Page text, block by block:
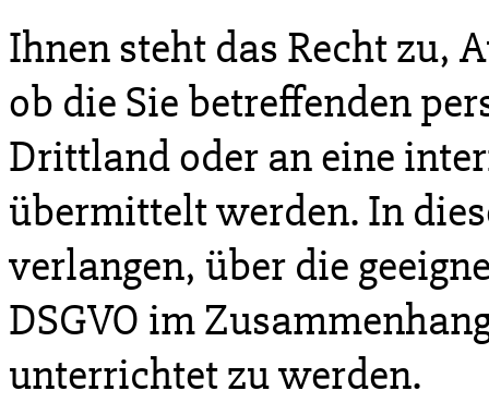
Ihnen steht das Recht zu,
ob die Sie betreffenden
Drittland oder an eine
übermittelt werden. In
verlangen, über die
DSGVO im
unterrichtet zu werden.